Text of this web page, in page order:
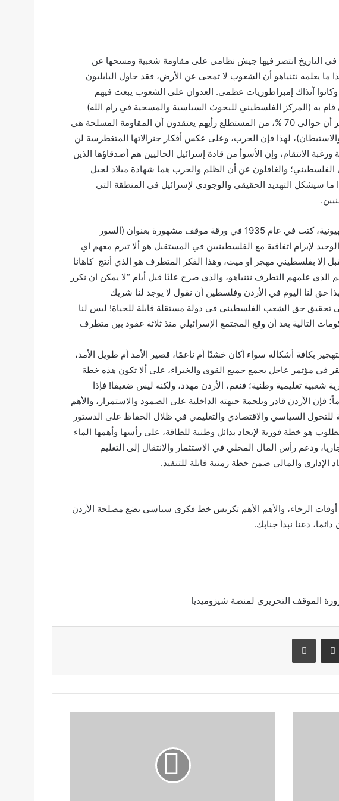
في التاريخ انتصر فيها جيش نظامي على مقاومة شعبية ومسحها عن
ما يعلمه نتنياهو أن الشعوب لا تمحى عن الأرض، فقد حاول البابليون
آنذاك إمبراطوريات عظمى. العدوان على الشعوب يبعث فيهم
به (المركز الفلسطيني للبحوث السياسية والمسحية في رام الله)
وأجراه في غزة والضفة والقدس مؤخرا، اظهر أن حوالي 70 %، من المستطلع رأيهم يعتقدون أن المقاومة المسلحة هي
والاستيطان)، لهذا فإن الحرب، وعلى عكس أفكار جنرالاتها المتغطرسة لن
الانتقام، وإن الأسوأ من قادة إسرائيل الحاليين هم أصدقاؤها الذين
والغافلون عن أن الظلم والحرب هما شهادة ميلاد لجيل
ما سيشكل التهديد الحقيقي والوجودي لإسرائيل في المنطقة التي
زئيف جابوتنسكي، أحد أهم قادة الحركة الصهيونية، كتب في عام 1935 في ورقة موقف مشهورة بعنوان (السور
لإبرام اتفاقية مع الفلسطينيين في المستقبل هو ألا تبرم معهم اي
إلا بفلسطيني مهجر او ميت، وهذا الفكر المتطرف هو الذي أنتج كاهانا
علمهم التطرف نتنياهو، والذي صرح علنًا قبل أيام “لا يمكن ان نكرر
حق لنا اليوم في الأردن وفلسطين أن نقول لا يوجد لنا شريك
تحقيق حق الشعب الفلسطيني في دولة مستقلة قابلة للحياة! ليس لنا
التالية بعد أن وقع المجتمع الإسرائيلي منذ ثلاثة عقود بين متطرف
بكافة أشكاله سواء أكان خشنًا أم ناعمًا، قصير الأمد أم طويل الأمد،
في مؤتمر عاجل يجمع جميع القوى والخبراء، على ألا تكون هذه خطة
تعليمية وطنية؛ فنعم، الأردن مهدد، ولكنه ليس ضعيفا! فإذا
الأردن قادر وبلحمة جبهته الداخلية على الصمود والاستمرار، والأهم
السياسي والاقتصادي والتعليمي في ظلال الحفاظ على الدستور
هو خطة فورية لإيجاد بدائل وطنية للطاقة، على رأسها وأهمها الماء
ودعم رأس المال المحلي في الاستثمار والانتقال إلى التعليم
الإداري والمالي ضمن خطة زمنية قابلة للتنفيذ.
الرخاء، والأهم الأهم تكريس خط فكري سياسي يضع مصلحة الأردن
دعنا نبدأ جنابك.
الموقف التحريري لمنصة شيزوميديا
مشاركة عبر البريد طباعة